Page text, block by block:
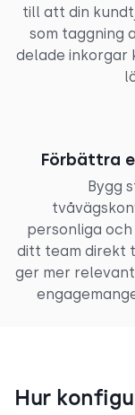
till att din
som taggning
delade
Förbättra
Bygg
personliga
ditt team direkt
ger mer
Hur